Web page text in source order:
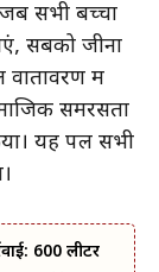
सभी बच्चों
सबको जीना
वातावरण में
समरसता
यह पल सभी
600 लीटर